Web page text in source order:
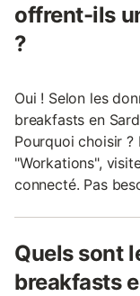
offrent-ils
?
Oui ! Selon les
breakfasts en
Pourquoi choisir
"Workations",
connecté. Pas
Quels sont
breakfasts